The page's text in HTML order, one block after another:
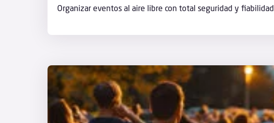
Organizar eventos al aire libre con total seguridad y fiabilidad